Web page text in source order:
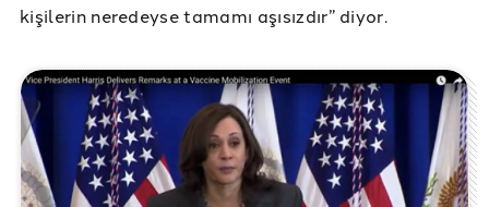
kişilerin neredeyse tamamı aşısızdır” diyor.